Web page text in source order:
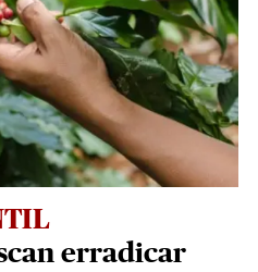
erradicar